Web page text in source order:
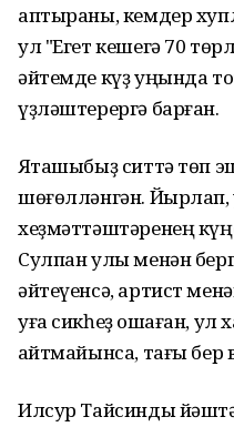
аптыраны, кемдер
ул "Егет кешегә 70
әйтемде күҙ уңында
үҙләштерергә барған.
Яҡташыбыҙ ситтә төп
шөғөлләнгән. Йырлап,
хеҙмәттәштәренең
Сулпан улы менән
әйтеүенсә, артист
уға сикһеҙ оҡшаған, ул
ҡайтмайынса, тағы бер
Илсур Тайсинды